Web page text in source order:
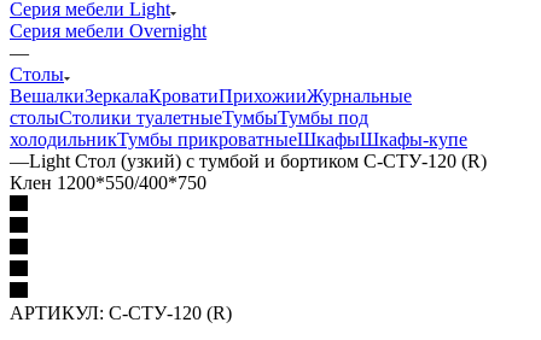
Серия мебели Light
Серия мебели Overnight
—
Столы
ВешалкиЗеркалаКроватиПрихожииЖурнальные
столыСтолики туалетныеТумбыТумбы под
холодильникТумбы прикроватныеШкафыШкафы-купе
—Light Стол (узкий) с тумбой и бортиком С-СТУ-120 (R)
Клен 1200*550/400*750
АРТИКУЛ: С-СТУ-120 (R)